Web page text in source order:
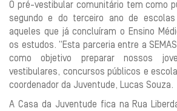
O pré-vestibular comunitário tem como
segundo e do terceiro ano de escolas
aqueles que já concluíram o Ensino
os estudos. “Esta parceria entre a
como objetivo preparar nossos
vestibulares, concursos públicos e
coordenador da Juventude, Lucas Souza.
A Casa da Juventude fica na Rua